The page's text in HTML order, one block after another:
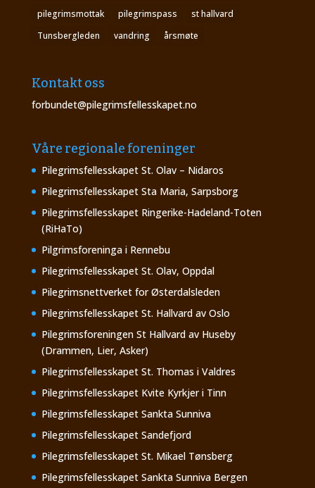
pilegrimsmottak
pilegrimspass
st hallvard
Tunsbergleden
vandring årsmøte
Kontakt oss
forbundet@pilegrimsfellesskapet.no
Våre regionale foreninger
Pilegrimsfellesskapet St. Olav – Nidaros
Pilegrimsfellesskapet Sta Maria, Sarpsborg
Pilegrimsfellesskapet Ringerike-Hadeland-Toten
(RiHaTo)
Pilgrimsforeninga i Rennebu
Pilegrimsfellesskapet St. Olav, Oppdal
Pilegrimsnettverket for Østerdalsleden
Pilegrimsfellesskapet St. Hallvard av Oslo
Pilegrimsforeningen St Hallvard av Huseby
(Drammen, Lier, Asker)
Pilegrimsfellesskapet St. Thomas i Valdres
Pilegrimsfellesskapet Kvite Kyrkjer i Tinn
Pilegrimsfellesskapet Sankta Sunniva
Pilegrimsfellesskapet Sandefjord
Pilegrimsfellesskapet St. Mikael Tønsberg
Pilegrimsfellesskapet Sankta Sunniva Bergen